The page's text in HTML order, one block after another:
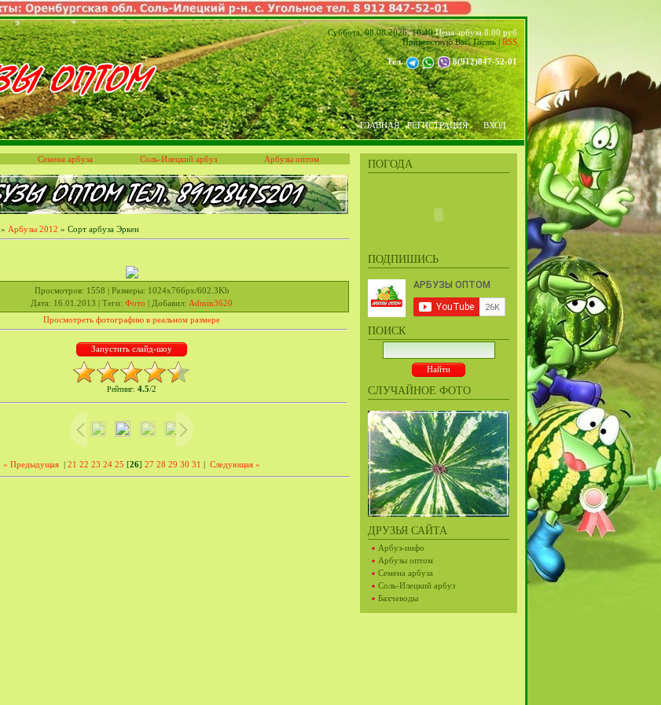
Суббота, 08.08.2026, 10:40Цена арбуза 8.00 руб
Приветствую Вас,Гость| RSS
Тел. 8(912)847-52-01
ГЛАВНАЯ РЕГИСТРАЦИЯ ВХОД
ПОГОДА
ПОДПИШИСЬ
ПОИСК
СЛУЧАЙНОЕ ФОТО
ДРУЗЬЯ САЙТА
Арбуз-инфо
Арбузы оптом
Семена арбуза
Соль-Илецкий арбуз
Бахчеводы
Семена арбуза Соль-Илецкий арбуз Арбузы оптом
» Арбузы 2012 » Сорт арбуза Эркен
Просмотров: 1558 | Размеры: 1024x766px/602.3Kb
Дата: 16.01.2013 | Теги: Фото | Добавил: Admin3620
Просмотреть фотографию в реальном размере
Рейтинг: 4.5/2
« Предыдущая | 21 22 23 24 25 [26] 27 28 29 30 31 | Следующая »